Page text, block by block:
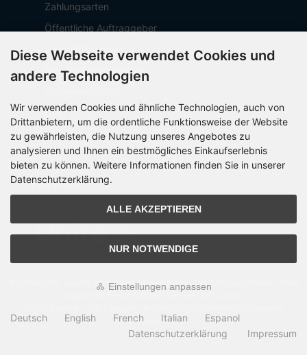
Zahlungsarten
Öffentliche Auftraggeber
Geschäftskunden
Beschaffungsplattform
Über OCTO IT
Sitemap
PARTNER
Alle Preise inkl. gesetzl. MwSt. zzgl.Versandkosten
Shopsoftware
ified eCommerce Shopsoftware © 2009-2026
Diese Webseite verwendet Cookies und
andere Technologien
Wir verwenden Cookies und ähnliche Technologien, auch von
Drittanbietern, um die ordentliche Funktionsweise der Website
zu gewährleisten, die Nutzung unseres Angebotes zu
analysieren und Ihnen ein bestmögliches Einkaufserlebnis
bieten zu können. Weitere Informationen finden Sie in unserer
Datenschutzerklärung.
ALLE AKZEPTIEREN
NUR NOTWENDIGE
Einstellungen anpassen
Deutsch English French Italian
Espanol
Datenschutzerklärung
Impressum